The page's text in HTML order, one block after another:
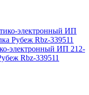
электронный ИП 212-
Rbz-339511